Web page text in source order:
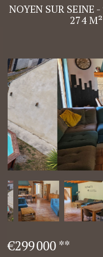
NOYEN SUR SEINE
274
€299 000**